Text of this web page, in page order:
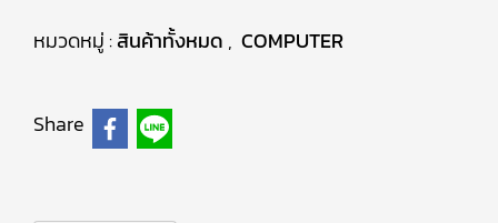
หมวดหมู่ :สินค้าทั้งหมด , COMPUTER
Share